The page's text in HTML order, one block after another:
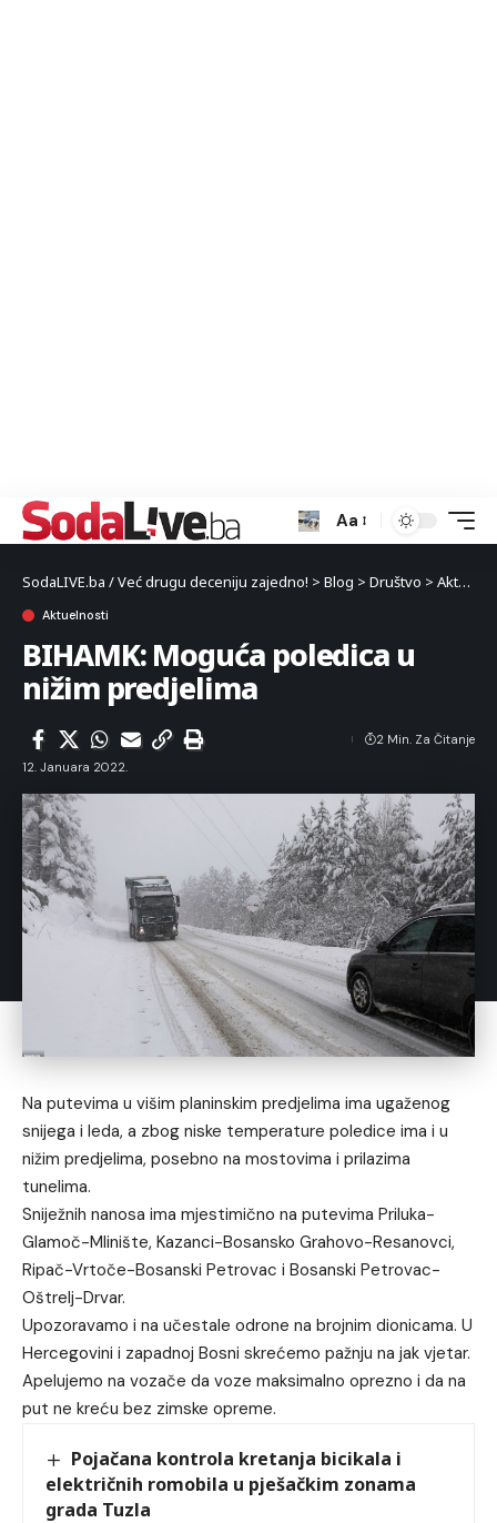
Aa
SodaLIVE.ba / Već drugu deceniju zajedno! > Blog > Društvo > Aktuelnosti
Aktuelnosti
BIHAMK: Moguća poledica u
nižim predjelima
12. Januara 2022.
2 Min. Za Čitanje
Na putevima u višim planinskim predjelima ima ugaženog
snijega i leda, a zbog niske temperature poledice ima i u
nižim predjelima, posebno na mostovima i prilazima
tunelima.
Sniježnih nanosa ima mjestimično na putevima Priluka-
Glamoč-Mlinište, Kazanci-Bosansko Grahovo-Resanovci,
Ripač-Vrtoče-Bosanski Petrovac i Bosanski Petrovac-
Oštrelj-Drvar.
Upozoravamo i na učestale odrone na brojnim dionicama. U
Hercegovini i zapadnoj Bosni skrećemo pažnju na jak vjetar.
Apelujemo na vozače da voze maksimalno oprezno i da na
put ne kreću bez zimske opreme.
Pojačana kontrola kretanja bicikala i
električnih romobila u pješačkim zonama
grada Tuzla